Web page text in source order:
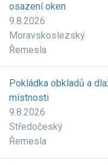
osazení oken
9.8.2026
Moravskoslezský
Řemesla
Pokládka obkladů a
místnosti
9.8.2026
Středočeský
Řemesla